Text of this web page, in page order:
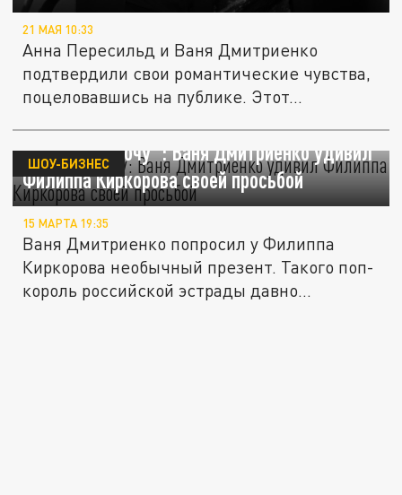
21 МАЯ 10:33
Анна Пересильд и Ваня Дмитриенко
подтвердили свои романтические чувства,
поцеловавшись на публике. Этот...
"Очень его хочу": Ваня Дмитриенко удивил
Филиппа Киркорова своей просьбой
ШОУ-БИЗНЕС
15 МАРТА 19:35
Ваня Дмитриенко попросил у Филиппа
Киркорова необычный презент. Такого поп-
король российской эстрады давно...